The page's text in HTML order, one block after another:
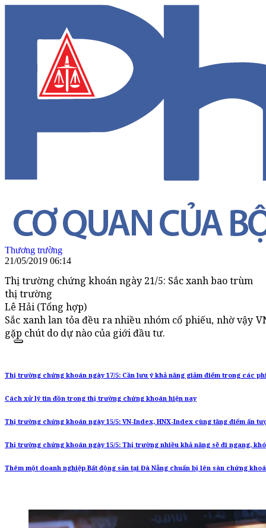
Thương trường
21/05/2019 06:14
Thị trường chứng khoán ngày 21/5: Sắc xanh bao trùm
thị trường
Lê Hải (Tổng hợp)
Sắc xanh lan tỏa đều ra nhiều nhóm cổ phiếu, nhờ vậy
gặp chút do dự nào của giới đầu tư.
Thị trường chứng khoán ngày 17/5: Cần lưu ý khả năng giảm điểm trong các
Cách xử lý tin đồn trong thị trường chứng khoán hiện nay
Thị trường chứng khoán ngày 15/5: VN-Index, HNX-Index cùng tăng điểm ấn
Thị trường chứng khoán ngày 15/5: Thị trường nhiều khả năng sẽ đi ngang,
Thêm một doanh nghiệp Bất động sản tại Đà Nẵng chuẩn bị lên sàn chứng